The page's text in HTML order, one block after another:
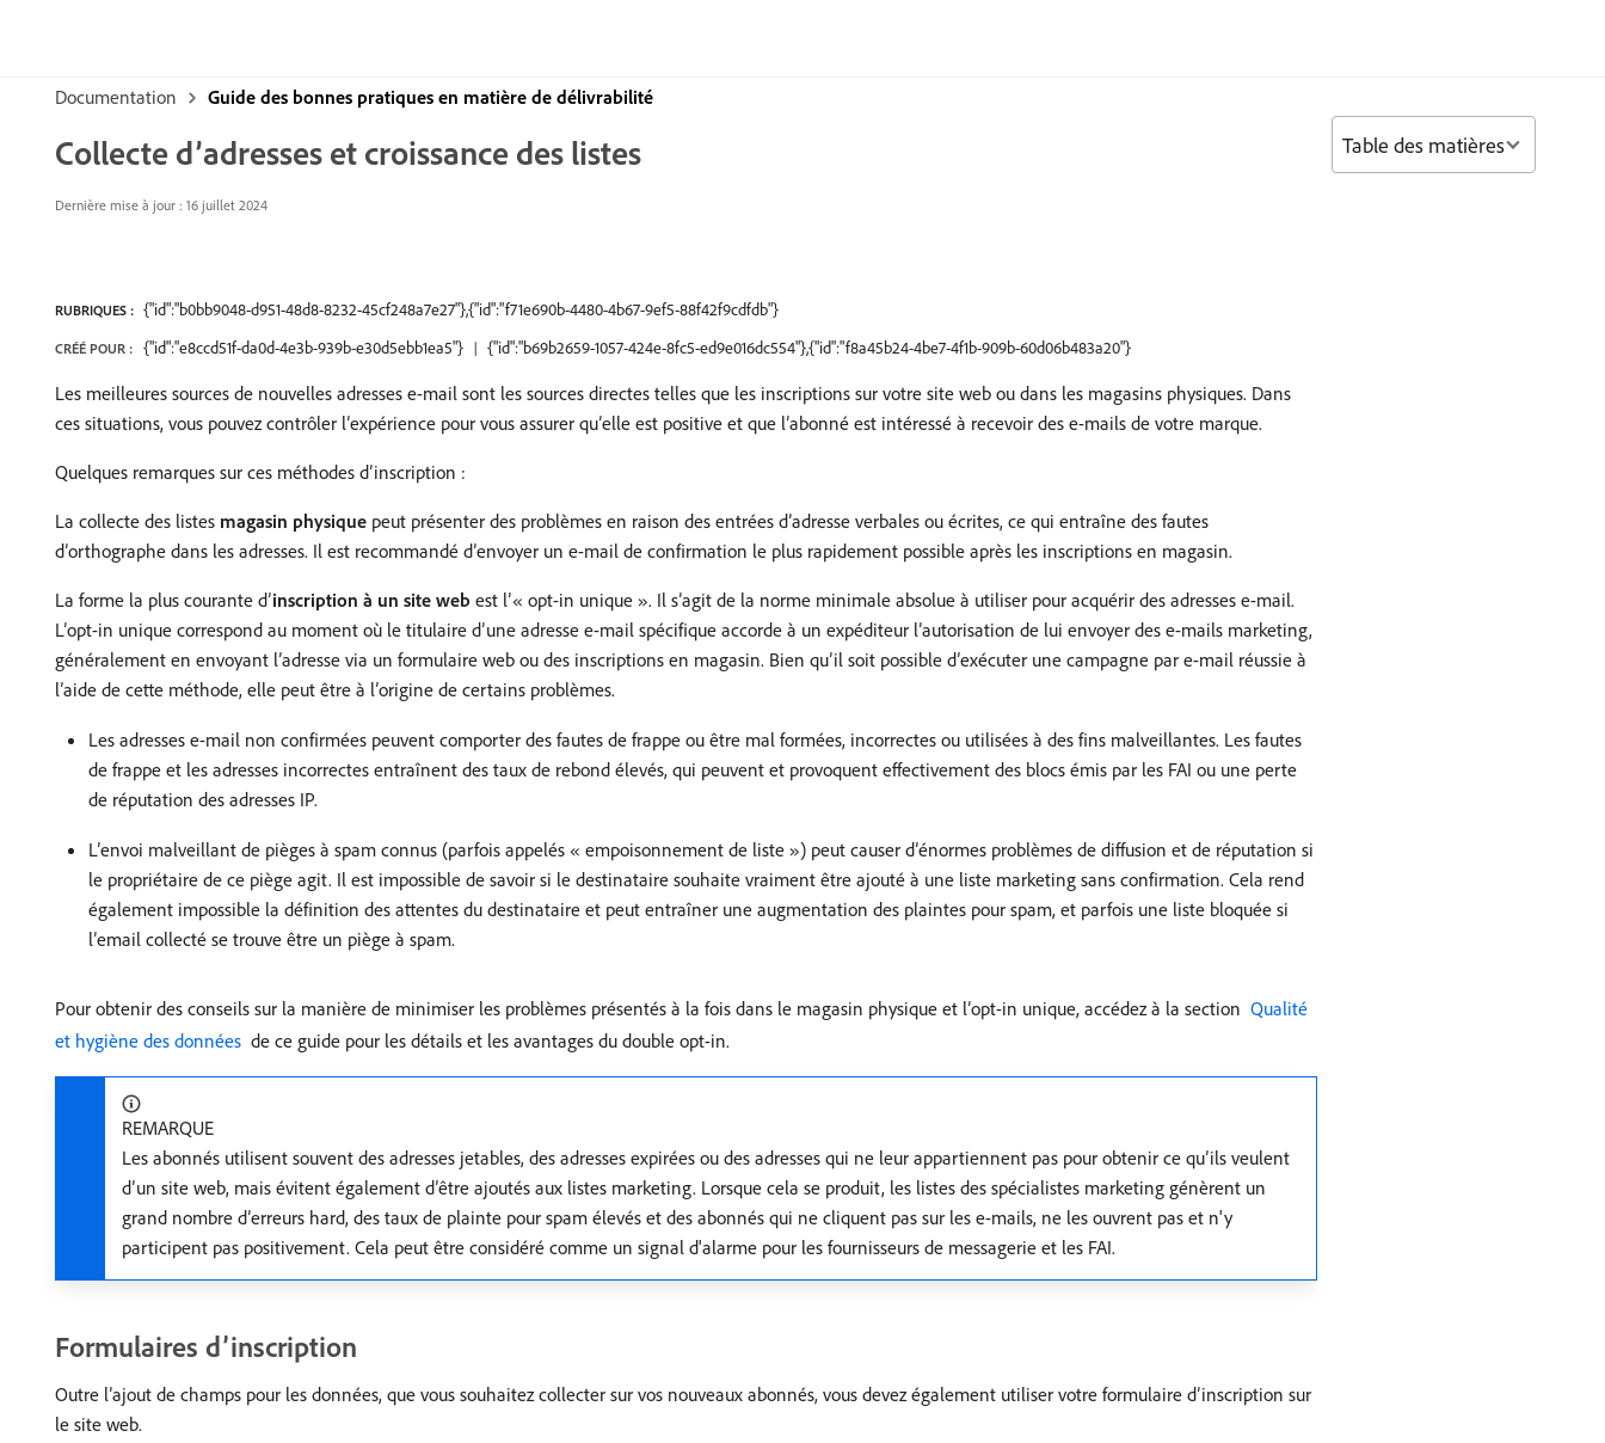
Documentation Guide des bonnes pratiques en matière de délivrabilité
Collecte d’adresses et croissance des listes
Dernière mise à jour : 16 juillet 2024
RUBRIQUES : {"id":"b0bb9048-d951-48d8-8232-45cf248a7e27"},{"id":"f71e690b-4480-4b67-9ef5-88f42f9cdfdb"}
CRÉÉ POUR : {"id":"e8ccd51f-da0d-4e3b-939b-e30d5ebb1ea5"} {"id":"b69b2659-1057-424e-8fc5-ed9e016dc554"},{"id":"f8a45b24-4be7-4f1b-909b-60d06b483a20"}
Les meilleures sources de nouvelles adresses e-mail sont les sources directes telles que les inscriptions sur votre site web ou dans les magasins physiques. Dans
ces situations, vous pouvez contrôler l’expérience pour vous assurer qu’elle est positive et que l’abonné est intéressé à recevoir des e-mails de votre marque.
Quelques remarques sur ces méthodes d’inscription :
La collecte des listes magasin physique peut présenter des problèmes en raison des entrées d’adresse verbales ou écrites, ce qui entraîne des fautes
d’orthographe dans les adresses. Il est recommandé d’envoyer un e-mail de confirmation le plus rapidement possible après les inscriptions en magasin.
La forme la plus courante d’inscription à un site web est l’« opt-in unique ». Il s’agit de la norme minimale absolue à utiliser pour acquérir des adresses e-mail.
L’opt-in unique correspond au moment où le titulaire d’une adresse e-mail spécifique accorde à un expéditeur l’autorisation de lui envoyer des e-mails marketing,
généralement en envoyant l’adresse via un formulaire web ou des inscriptions en magasin. Bien qu’il soit possible d’exécuter une campagne par e-mail réussie à
l’aide de cette méthode, elle peut être à l’origine de certains problèmes.
Les adresses e-mail non confirmées peuvent comporter des fautes de frappe ou être mal formées, incorrectes ou utilisées à des fins malveillantes. Les fautes
de frappe et les adresses incorrectes entraînent des taux de rebond élevés, qui peuvent et provoquent effectivement des blocs émis par les FAI ou une perte
de réputation des adresses IP.
L’envoi malveillant de pièges à spam connus (parfois appelés « empoisonnement de liste ») peut causer d’énormes problèmes de diffusion et de réputation si
le propriétaire de ce piège agit. Il est impossible de savoir si le destinataire souhaite vraiment être ajouté à une liste marketing sans confirmation. Cela rend
également impossible la définition des attentes du destinataire et peut entraîner une augmentation des plaintes pour spam, et parfois une liste bloquée si
l’email collecté se trouve être un piège à spam.
Pour obtenir des conseils sur la manière de minimiser les problèmes présentés à la fois dans le magasin physique et l’opt-in unique, accédez à la section ​ Qualité
et hygiène des données ​ de ce guide pour les détails et les avantages du double opt-in.
REMARQUE
Les abonnés utilisent souvent des adresses jetables, des adresses expirées ou des adresses qui ne leur appartiennent pas pour obtenir ce qu’ils veulent
d’un site web, mais évitent également d’être ajoutés aux listes marketing. Lorsque cela se produit, les listes des spécialistes marketing génèrent un
grand nombre d’erreurs hard, des taux de plainte pour spam élevés et des abonnés qui ne cliquent pas sur les e-mails, ne les ouvrent pas et n'y
participent pas positivement. Cela peut être considéré comme un signal d'alarme pour les fournisseurs de messagerie et les FAI.
Formulaires d’inscription
Outre l’ajout de champs pour les données, que vous souhaitez collecter sur vos nouveaux abonnés, vous devez également utiliser votre formulaire d’inscription sur
le site web.
Table des matières